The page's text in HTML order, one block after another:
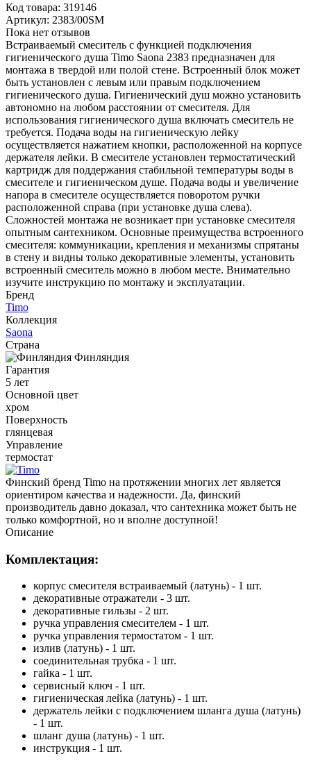
Код товара: 319146
Артикул: 2383/00SM
Пока нет отзывов
Встраиваемый смеситель с функцией подключения
гигиенического душа Timo Saona 2383 предназначен для
монтажа в твердой или полой стене. Встроенный блок может
быть установлен с левым или правым подключением
гигиенического душа. Гигиенический душ можно установить
автономно на любом расстоянии от смесителя. Для
использования гигиенического душа включать смеситель не
требуется. Подача воды на гигиеническую лейку
осуществляется нажатием кнопки, расположенной на корпусе
держателя лейки. В смесителе установлен термостатический
картридж для поддержания стабильной температуры воды в
смесителе и гигиеническом душе. Подача воды и увеличение
напора в смесителе осуществляется поворотом ручки
расположенной справа (при установке душа слева).
Сложностей монтажа не возникает при установке смесителя
опытным сантехником. Основные преимущества встроенного
смесителя: коммуникации, крепления и механизмы спрятаны
в стену и видны только декоративные элементы, установить
встроенный смеситель можно в любом месте. Внимательно
изучите инструкцию по монтажу и эксплуатации.
Бренд
Timo
Коллекция
Saona
Страна
Финляндия
Гарантия
5 лет
Основной цвет
хром
Поверхность
глянцевая
Управление
термостат
Финский бренд Timo на протяжении многих лет является
ориентиром качества и надежности. Да, финский
производитель давно доказал, что сантехника может быть не
только комфортной, но и вполне доступной!
Описание
Комплектация:
корпус смесителя встраиваемый (латунь) - 1 шт.
декоративные отражатели - 3 шт.
декоративные гильзы - 2 шт.
ручка управления смесителем - 1 шт.
ручка управления термостатом - 1 шт.
излив (латунь) - 1 шт.
соединительная трубка - 1 шт.
гайка - 1 шт.
сервисный ключ - 1 шт.
гигиеническая лейка (латунь) - 1 шт.
держатель лейки с подключением шланга душа (латунь)
- 1 шт.
шланг душа (латунь) - 1 шт.
инструкция - 1 шт.